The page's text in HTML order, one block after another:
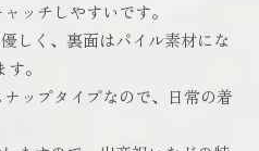
ッチしやすいです。
しく、裏面はパイル素材にな
。
ップタイプなので、日常の着